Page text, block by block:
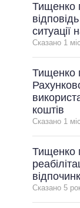
Тищенко
ситуації
Сказано 1
Тищенко
коштів
Сказано 1
Тищенко
Сказано 5